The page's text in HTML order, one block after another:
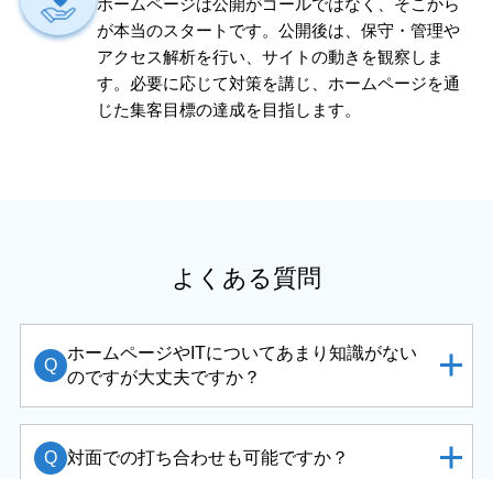
が本当のスタートです。公開後は、保守・管理や
アクセス解析を行い、サイトの動きを観察しま
す。必要に応じて対策を講じ、ホームページを通
じた集客目標の達成を目指します。
よくある質問
Q
ホームページやITについてあまり知識がない
のですが大丈夫ですか？
Q 対面での打ち合わせも可能ですか？